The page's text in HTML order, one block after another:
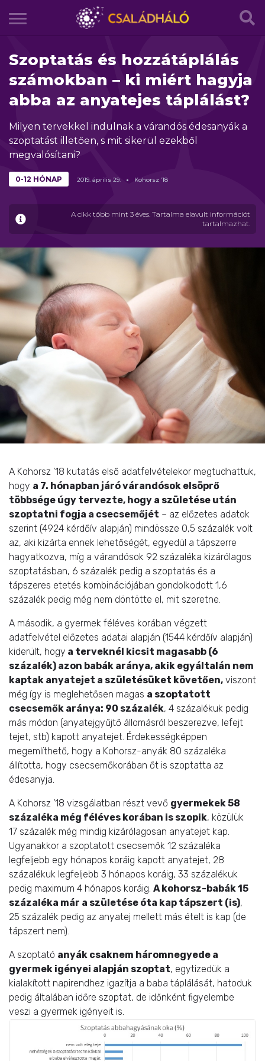
Szoptatás és hozzátáplálás
számokban – ki miért hagyja
abba az anyatejes táplálást?
Milyen tervekkel indulnak a várandós édesanyák a
szoptatást illetően, s mit sikerül ezekből
megvalósítani?
A cikk több mint 3 éves. Tartalma elavult információt
tartalmazhat.
0-12 HÓNAP 2019. április 29. Kohorsz ’18
A Kohorsz ’18 kutatás első adatfelvételekor megtudhattuk,
hogy a 7. hónapban járó várandósok elsöprő
többsége úgy tervezte, hogy a születése után
szoptatni fogja a csecsemőjét – az előzetes adatok
szerint (4924 kérdőív alapján) mindössze 0,5 százalék volt
az, aki kizárta ennek lehetőségét, egyedül a tápszerre
hagyatkozva, míg a várandósok 92 százaléka kizárólagos
szoptatásban, 6 százalék pedig a szoptatás és a
tápszeres etetés kombinációjában gondolkodott 1,6
százalék pedig még nem döntötte el, mit szeretne.
A második, a gyermek féléves korában végzett
adatfelvétel előzetes adatai alapján (1544 kérdőív alapján)
kiderült, hogy a terveknél kicsit magasabb (6
százalék) azon babák aránya, akik egyáltalán nem
kaptak anyatejet a születésüket követően, viszont
még így is meglehetősen magas a szoptatott
csecsemők aránya: 90 százalék, 4 százalékuk pedig
más módon (anyatejgyűjtő állomásról beszerezve, lefejt
tejet, stb) kapott anyatejet. Érdekességképpen
megemlíthető, hogy a Kohorsz-anyák 80 százaléka
állította, hogy csecsemőkorában őt is szoptatta az
édesanyja.
A Kohorsz ’18 vizsgálatban részt vevő gyermekek 58
százaléka még féléves korában is szopik, közülük
17 százalék még mindig kizárólagosan anyatejet kap.
Ugyanakkor a szoptatott csecsemők 12 százaléka
legfeljebb egy hónapos koráig kapott anyatejet, 28
százalékuk legfeljebb 3 hónapos koráig, 33 százalékuk
pedig maximum 4 hónapos koráig. A kohorsz-babák 15
százaléka már a születése óta kap tápszert (is),
25 százalék pedig az anyatej mellett más ételt is kap (de
tápszert nem).
A szoptató anyák csaknem háromnegyede a
gyermek igényei alapján szoptat, egytizedük a
kialakított napirendhez igazítja a baba táplálását, hatoduk
pedig általában időre szoptat, de időnként figyelembe
veszi a gyermek igényeit is.